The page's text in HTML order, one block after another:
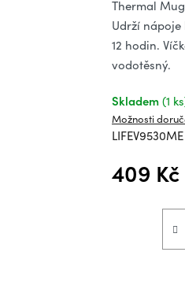
Thermal
Udrží
12 hodin.
vodotěsný.
Skladem (1
Možnosti
LIFEV9530ME
409 Kč